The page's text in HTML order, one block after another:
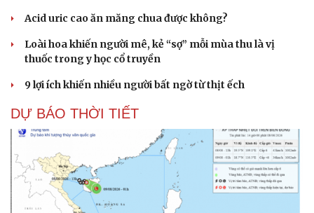
Acid uric cao ăn măng chua được không?
Loài hoa khiến người mê, kẻ “sợ” mỗi mùa thu là vị
thuốc trong y học cổ truyền
9 lợi ích khiến nhiều người bất ngờ từ thịt ếch
DỰ BÁO THỜI TIẾT